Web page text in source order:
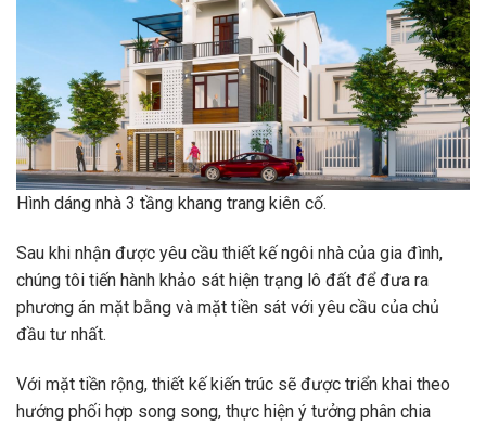
Hình dáng nhà 3 tầng khang trang kiên cố.
Sau khi nhận được yêu cầu thiết kế ngôi nhà của gia đình,
chúng tôi tiến hành khảo sát hiện trạng lô đất để đưa ra
phương án mặt bằng và mặt tiền sát với yêu cầu của chủ
đầu tư nhất.
Với mặt tiền rộng, thiết kế kiến ​​trúc sẽ được triển khai theo
hướng phối hợp song song, thực hiện ý tưởng phân chia